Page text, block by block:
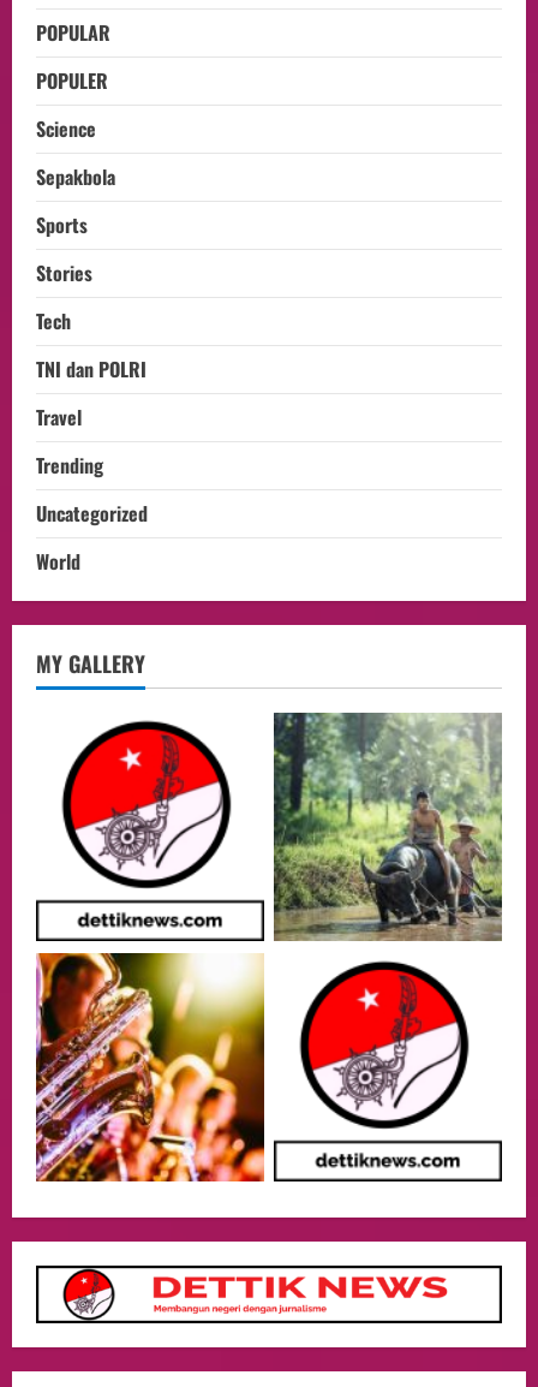
POPULAR
POPULER
Science
Sepakbola
Sports
Stories
Tech
TNI dan POLRI
Travel
Trending
Uncategorized
World
MY GALLERY
WNI di Johor Bahru
06/08/2026
3
opini
Menteri BPLH Moh. Jumhur Hidayat
Adakan Pertemuan Dengan Delegasi 6
lembaga investor, Berorientasi Untuk
Meningkatkan SDM
05/08/2026
4
Aliyuddin: Anak Indonesia di Luar Negeri
Harus Berprestasi, Berkarakter, dan
Menjaga Nama Baik Bangsa
05/08/2026
5
Event
Putusan Diundur Lagi, Pernyataan
Hakim pada Sidang Sebelumnya Jadi
Business
Kuasa Hukum H Sebut AS Diduga Tiga
Kali Absen Tes DNA, Minta Proses
Hukum Dibuka Secara Terang